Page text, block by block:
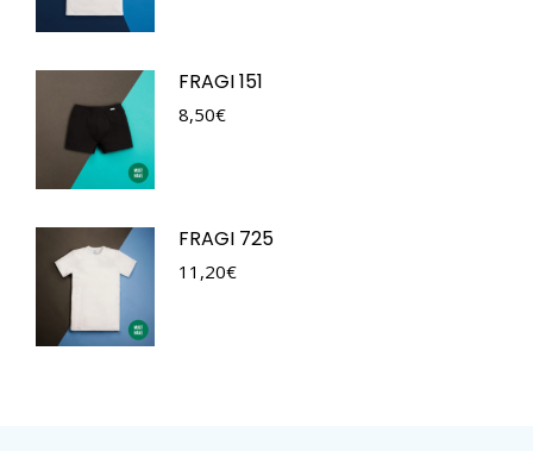
FRAGI 151
8,50€
FRAGI 725
11,20€